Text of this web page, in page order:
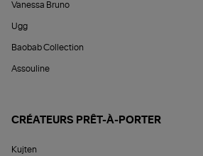
Vanessa Bruno
Ugg
Baobab Collection
Assouline
CRÉATEURS PRÊT-À-PORTER
Kujten